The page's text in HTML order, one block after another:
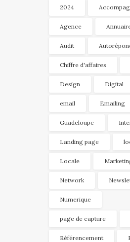
2024
Agence
Audit
Chiffre d'affaires
Design Digital
email Emailing
Guadeloupe
Landing page
Locale
Network
Numerique
page de capture
Référencement